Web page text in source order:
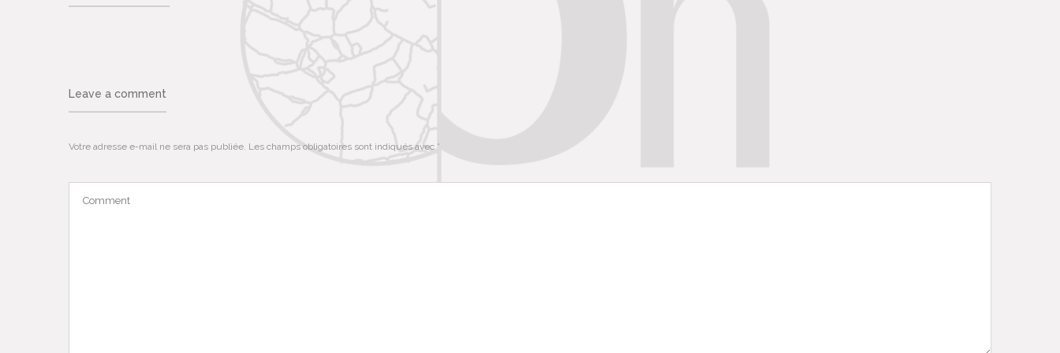
Leave a comment
Votre adresse e-mail ne sera pas publiée. Les champs obligatoires sont indiqués avec *